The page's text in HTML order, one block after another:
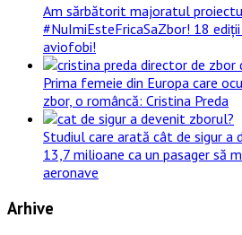
Am sărbătorit majoratul
#NuImiEsteFricaSaZbor! 18
aviofobi!
Prima femeie din Europa care
zbor, o româncă: Cristina Preda
Studiul care arată cât de sigur a
13,7 milioane ca un pasager să
aeronave
Arhive